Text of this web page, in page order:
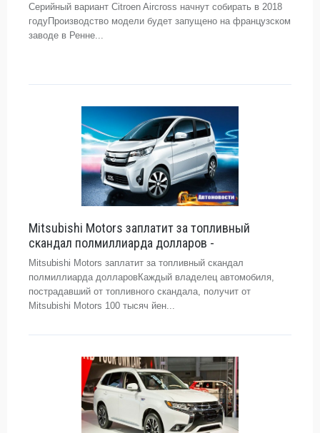
Серийный вариант Citroen Aircross начнут собирать в 2018
годуПроизводство модели будет запущено на французском
заводе в Ренне...
Mitsubishi Motors заплатит за топливный
скандал полмиллиарда долларов -
Mitsubishi Motors заплатит за топливный скандал
полмиллиарда долларовКаждый владелец автомобиля,
пострадавший от топливного скандала, получит от
Mitsubishi Motors 100 тысяч йен...